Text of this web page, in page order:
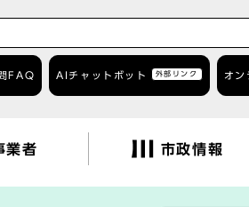
FAQ AIチャットボット 外部リンク オン
業者 市政情報